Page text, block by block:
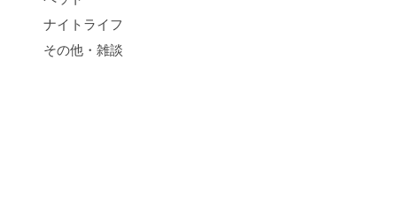
ナイトライフ
その他・雑談